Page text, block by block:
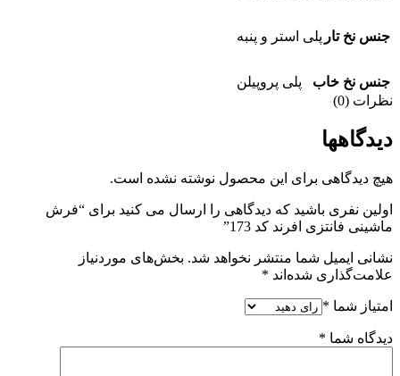
جنس نخ تار پلی استر و پنبه
جنس نخ خاب
پلی پروپیلن
نظرات (0)
دیدگاهها
هیچ دیدگاهی برای این محصول نوشته نشده است.
اولین نفری باشید که دیدگاهی را ارسال می کنید برای “فرش
ماشینی فانتزی افرند کد 173”
نشانی ایمیل شما منتشر نخواهد شد. بخش‌های موردنیاز
علامت‌گذاری شده‌اند *
امتیاز شما *
دیدگاه شما *